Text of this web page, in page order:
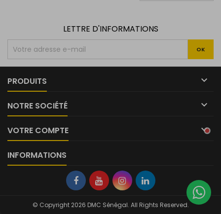
LETTRE D'INFORMATIONS
PRODUITS 
NOTRE SOCIÉTÉ 
VOTRE COMPTE 
INFORMATIONS
© Copyright 2026 DMC Sénégal. All Rights Reserved.